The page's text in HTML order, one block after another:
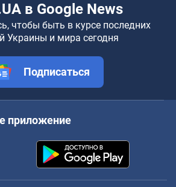
в Google News
чтобы быть в курсе последних
Украины и мира сегодня
Подписаться
приложение